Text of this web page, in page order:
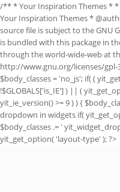
/** * Your Inspiration Themes * *
Your Inspiration Themes *
source file is subject to the GNU
is bundled with this package in
through the world-wide-web at
http://www.gnu.org/licenses/
$body_classes = 'no_js'; if( (
!$GLOBALS['is_IE'] ) || (
yit_ie_version() >= 9 ) ) {
dropdown in widgets if(
$body_classes .= '
yit_get_option( 'layout-type' ); ?>